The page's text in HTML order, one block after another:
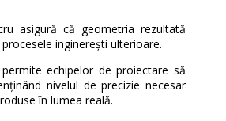
asigură că geometria rezultată
inginerești ulterioare.
echipelor de proiectare să
nivelul de precizie necesar
în lumea reală.